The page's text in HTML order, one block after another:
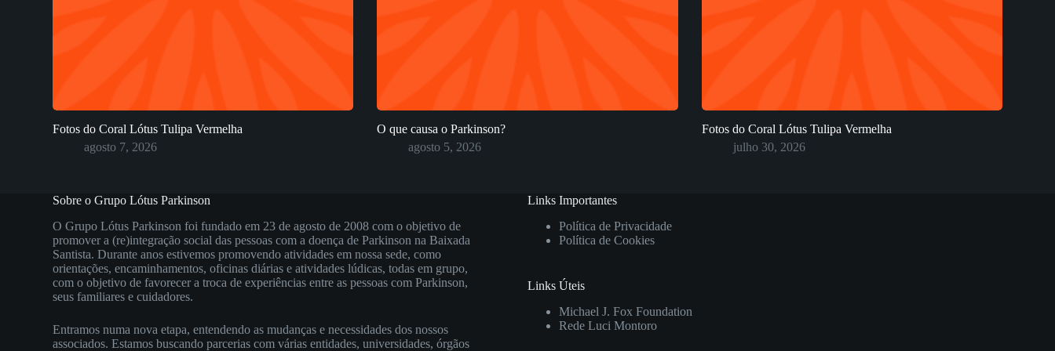
Fotos do Coral Lótus Tulipa Vermelha
agosto 7, 2026
O que causa o Parkinson?
agosto 5, 2026
Fotos do Coral Lótus Tulipa Vermelha
julho 30, 2026
Sobre o Grupo Lótus Parkinson
O Grupo Lótus Parkinson foi fundado em 23 de agosto de 2008 com o objetivo de
promover a (re)integração social das pessoas com a doença de Parkinson na Baixada
Santista. Durante anos estivemos promovendo atividades em nossa sede, como
orientações, encaminhamentos, oficinas diárias e atividades lúdicas, todas em grupo,
com o objetivo de favorecer a troca de experiências entre as pessoas com Parkinson,
seus familiares e cuidadores.
Entramos numa nova etapa, entendendo as mudanças e necessidades dos nossos
associados. Estamos buscando parcerias com várias entidades, universidades, órgãos
Links Importantes
Política de Privacidade
Política de Cookies
Links Úteis
Michael J. Fox Foundation
Rede Luci Montoro